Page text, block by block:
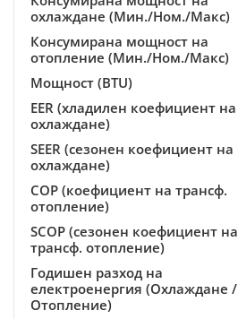
охлаждане (Мин./Ном./Макс)
Консумирана мощност на
отопление (Мин./Ном./Макс)
Мощност (BTU)
EER (хладилен коефициент на
охлаждане)
SEER (сезонен коефициент на
охлаждане)
COP (коефициент на трансф.
отопление)
SCOP (сезонен коефициент на
трансф. отопление)
Годишен разход на
електроенергия (Охлаждане /
Отопление)